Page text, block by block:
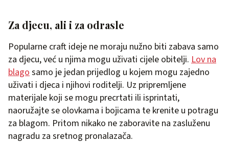
Za djecu, ali i za odrasle
Popularne craft ideje ne moraju nužno biti zabava samo
za djecu, već u njima mogu uživati cijele obitelji. Lov na
blago samo je jedan prijedlog u kojem mogu zajedno
uživati i djeca i njihovi roditelji. Uz pripremljene
materijale koji se mogu precrtati ili isprintati,
naoružajte se olovkama i bojicama te krenite u potragu
za blagom. Pritom nikako ne zaboravite na zasluženu
nagradu za sretnog pronalazača.